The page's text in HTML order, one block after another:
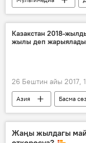
Видеоклуб
Жаңы жыл 2018
Жаңы жыл
Казакстан 2018-
жылы деп жарыялады
26 Бештин айы 2017,
Азия
Басма
Дүйнөдө
Коом
Өзбекстан
Жаңы жылдагы